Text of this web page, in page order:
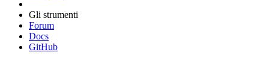
Gli strumenti
Forum
Docs
GitHub